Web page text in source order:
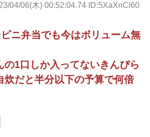
04/06(木) 00:52:04.74 ID:5XaXnCl60
ニ弁当でも今はボリューム無
の1口しか入ってないきんぴら
炊だと半分以下の予算で何倍